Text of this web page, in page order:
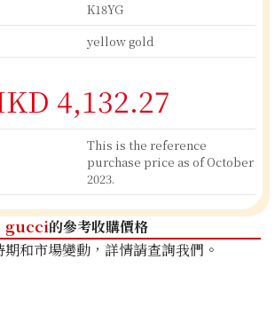
K18YG
yellow gold
4,132.27
This is the reference
purchase price as of October
2023.
gucci的參考收購價格
和市場變動，詳情請查詢我們。